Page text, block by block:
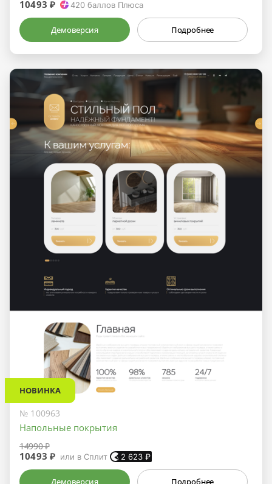
10493 ₽ 420 баллов Плюса
Демоверсия Подробнее
НОВИНКА
№ 100963
Напольные покрытия
14990 ₽
10493 ₽ или в Сплит 2 623 ₽
Демоверсия Подробнее